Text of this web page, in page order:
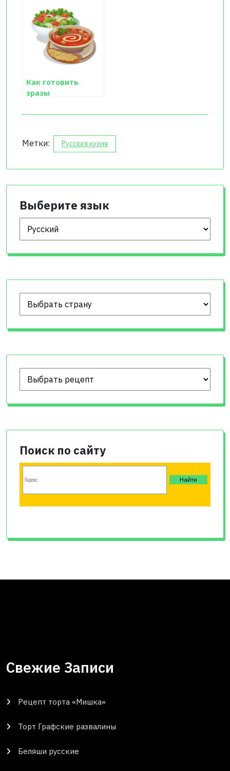
Как готовить
зразы
рецепт на скорую
Метки:
Русская кухня
Выберите язык
Выберите язык
Поиск по сайту
Свежие Записи
Рецепт торта «Мишка»
Торт Графские развалины
Беляши русские